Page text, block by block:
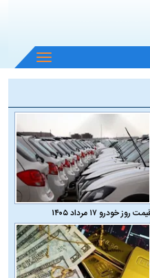
باز
و
منو
روز خودرو ۱۷ مرداد ۱۴۰۵